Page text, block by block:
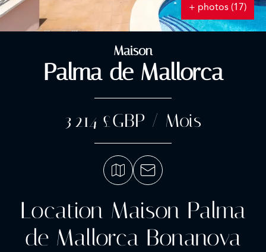
+ photos (17)
Maison
Palma de Mallorca
3 214 £GBP / Mois
Location Maison Palma
de Mallorca Bonanova